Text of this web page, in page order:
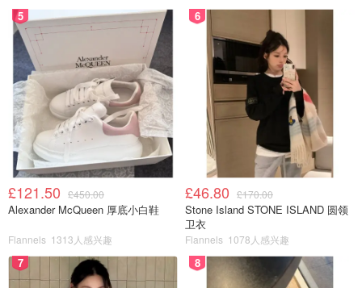
5
£121.50 £450.00
Alexander McQueen 厚底小白鞋
Flannels 1313人感兴趣
6
£46.80 £170.00
Stone Island STONE ISLAND 圆领
卫衣
Flannels 1078人感兴趣
7 8